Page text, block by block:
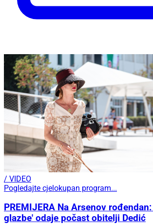
/ VIDEO
Pogledajte cjelokupan program...
PREMIJERA Na Arsenov
glazbe' odaje počast obitelji Dedić